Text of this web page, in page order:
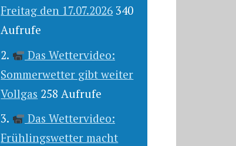
Freitag den 17.07.2026 340
Aufrufe
Das Wettervideo:
Sommerwetter gibt weiter
Vollgas 258 Aufrufe
Das Wettervideo:
Frühlingswetter macht